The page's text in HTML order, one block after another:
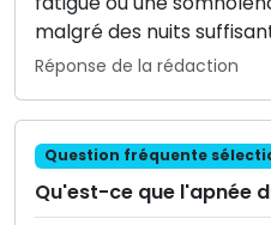
malgré des nuits
Réponse de la rédaction
Question fréquente
Qu'est-ce que l'apnée